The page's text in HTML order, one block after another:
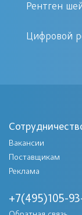
случае.
симптомы
данная
разделена
обширное
Обширное
Рентген
Цифровой
Вакансии
Поставщикам
Реклама
+7(495)105-